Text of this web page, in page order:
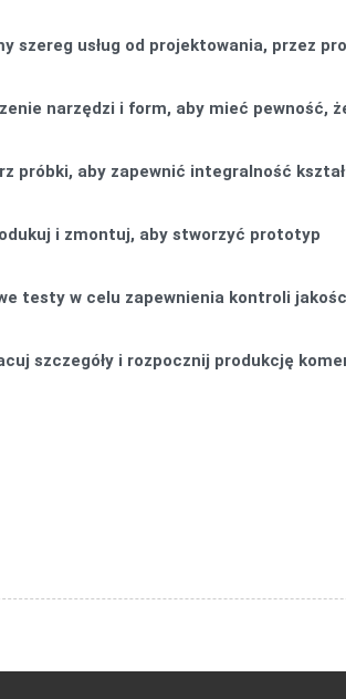
szereg usług od projektowania, przez
narzędzi i form, aby mieć pewność,
próbki, aby zapewnić integralność
i zmontuj, aby stworzyć prototyp
testy w celu zapewnienia kontroli
szczegóły i rozpocznij produkcję